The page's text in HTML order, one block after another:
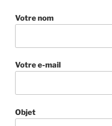
Votre nom
Votre e-mail
Objet